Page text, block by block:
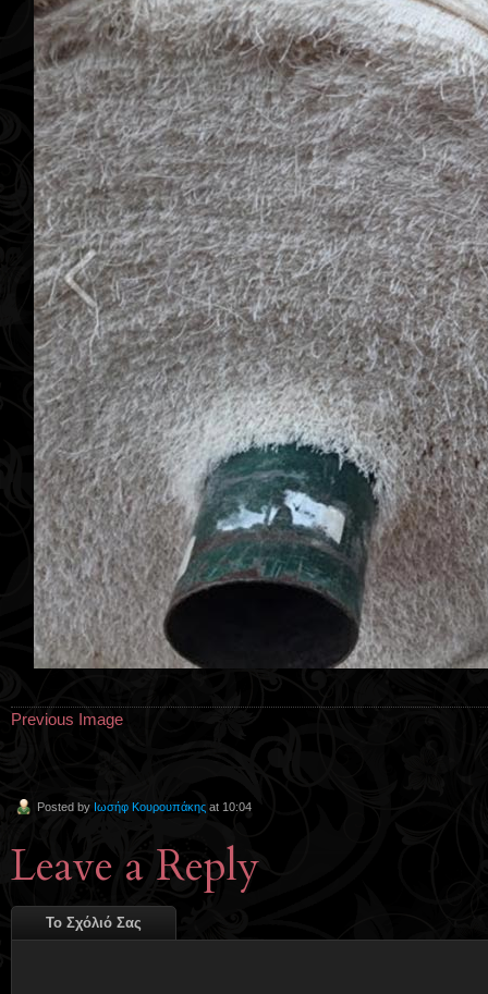
Previous Image
Posted by Ιωσήφ Κουρουπάκης at 10:04
Leave a Reply
Το Σχόλιό Σας